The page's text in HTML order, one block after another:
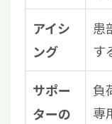
アイシ
ング
患
す
サポー
ターの
負
専